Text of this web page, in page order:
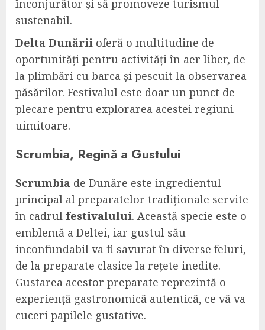
înconjurător și să promoveze turismul
sustenabil.
Delta Dunării oferă o multitudine de
oportunități pentru activități în aer liber, de
la plimbări cu barca și pescuit la observarea
păsărilor. Festivalul este doar un punct de
plecare pentru explorarea acestei regiuni
uimitoare.
Scrumbia, Regină a Gustului
Scrumbia de Dunăre este ingredientul
principal al preparatelor tradiționale servite
în cadrul festivalului. Această specie este o
emblemă a Deltei, iar gustul său
inconfundabil va fi savurat în diverse feluri,
de la preparate clasice la rețete inedite.
Gustarea acestor preparate reprezintă o
experiență gastronomică autentică, ce vă va
cuceri papilele gustative.